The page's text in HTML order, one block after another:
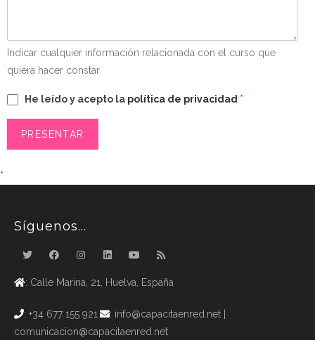
Indicar cualquier información relacionada con el curso que
quiera hacer constar
He leído y acepto la política de privacidad *
*
Síguenos…
: Calle Marina, 21, Huelva, España
: +34 677 155 921
: info@capacitaenred.net |
comunicacion@capacitaenred.net